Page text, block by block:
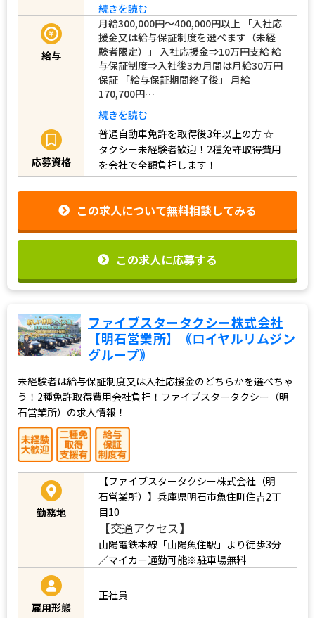
続きを読む
給与
月給300,000円～400,000円以上 「入社応
援金又は給与保証制度を選べます（未経
験者限定）」 入社応援金⇒10万円支給 給
与保証制度⇒入社後3カ月間は月給30万円
保証 「給与保証期間終了後」 月給
170,700円…
続きを読む
応募資格
普通自動車免許を取得後3年以上の方☆
タクシー未経験者歓迎！2種免許取得費用
を会社で全額負担します！
この求人について無料相談してみる
この求人に応募する
ファイブスタータクシー株式会社
【明石営業所】｟ロイヤルリムジン
グループ｠
未経験者は給与保証制度又は入社応援金のどちらかを選べちゃ
う！2種免許取得費用会社負担！ファイブスタータクシー（明
石営業所）の求人情報！
勤務地
【ファイブスタータクシー株式会社（明
石営業所）】兵庫県明石市魚住町住吉2丁
目10
【交通アクセス】
山陽電鉄本線「山陽魚住駅」より徒歩3分
／マイカー通勤可能※駐車場無料
雇用形態
正社員